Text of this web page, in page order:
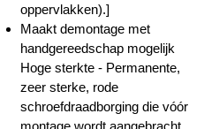
oppervlakken).]
Maakt demontage met
handgereedschap mogelijk
Hoge sterkte - Permanente,
zeer sterke, rode
schroefdraadborging die vóór
montage wordt aangebracht